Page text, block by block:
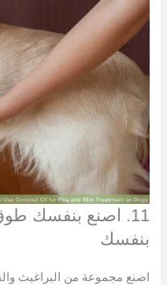
11. اصنع بنفسك
بنفسك
اصنع مجموعة من البراغيث